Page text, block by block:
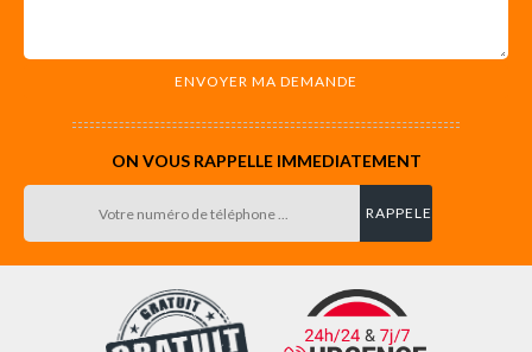
ON VOUS RAPPELLE IMMEDIATEMENT